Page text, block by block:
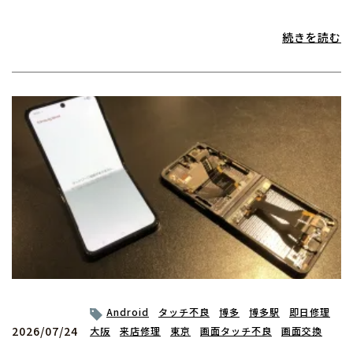
続きを読む
2026/07/24
Android タッチ不良 博多 博多駅
即日修理
大阪
来店修理 東京 画面タッチ不良
画面交換